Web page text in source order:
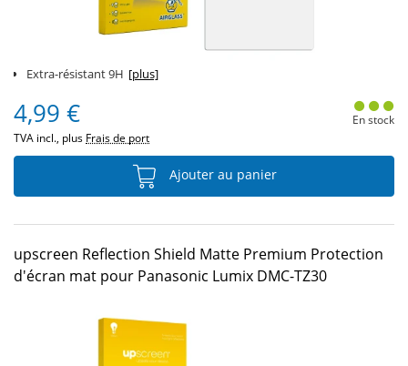
Extra-résistant 9H [plus]
4,99 €
TVA incl., plus Frais de port
En stock
Ajouter au panier
upscreen Reflection Shield Matte Premium Protection
d'écran mat pour Panasonic Lumix DMC-TZ30